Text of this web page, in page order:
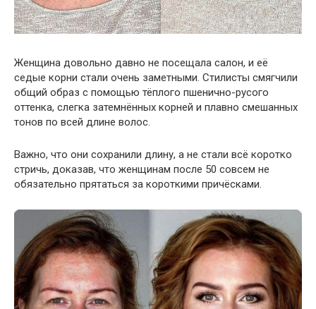
Женщина довольно давно не посещала салон, и её
седые корни стали очень заметными. Стилисты смягчили
общий образ с помощью тёплого пшенично-русого
оттенка, слегка затемнённых корней и плавно смешанных
тонов по всей длине волос.
Важно, что они сохранили длину, а не стали всё коротко
стричь, доказав, что женщинам после 50 совсем не
обязательно прятаться за короткими причёсками.